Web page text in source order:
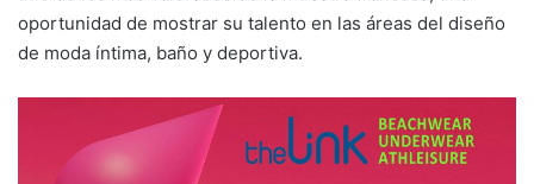
oportunidad de mostrar su talento en las áreas del diseño
de moda íntima, baño y deportiva.